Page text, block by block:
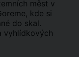
měst v
kde si
do skal.
vyhlídkových